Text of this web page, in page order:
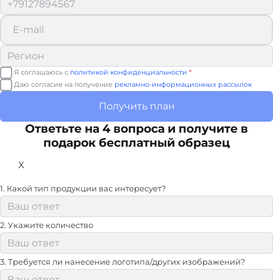
Я соглашаюсь с политикой конфиденциальности *
Даю согласие на получение рекламно-информационных рассылок
Получить план
Ответьте на 4 вопроса и получите в
подарок бесплатный образец
X
1. Какой тип продукции вас интересует?
2. Укажите количество
3. Требуется ли нанесение логотипа/других изображений?